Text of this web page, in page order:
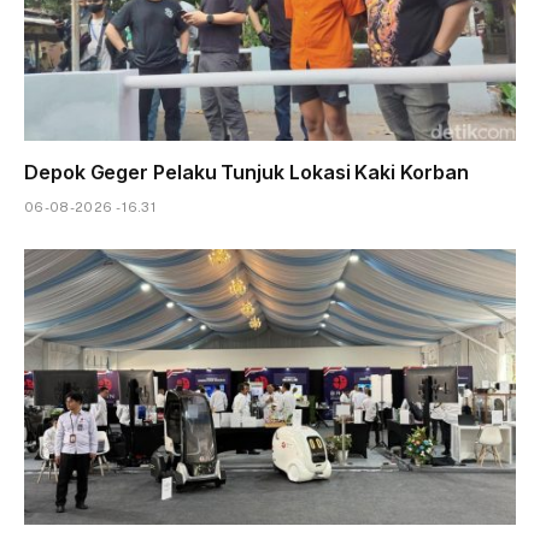
Depok Geger Pelaku Tunjuk Lokasi Kaki Korban
06-08-2026 - 16.31